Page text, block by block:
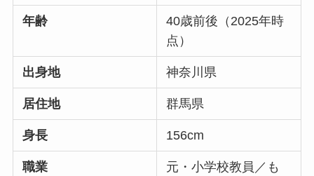
年齢
40歳前後（2025年時
点）
出身地 神奈川県
居住地 群馬県
身長 156cm
職業
元・小学校教員／も